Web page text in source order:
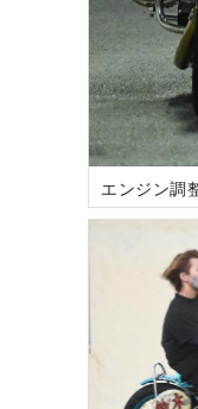
エンジン調